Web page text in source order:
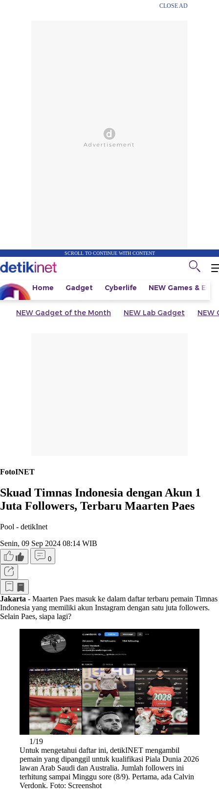
CLOSE AD
SCROLL TO CONTINUE WITH CONTENT
Home Gadget Cyberlife NEW Games &
NEW Gadget of the Month NEW Lab Gadget NEW
FotoINET
Skuad Timnas Indonesia dengan Akun 1
Juta Followers, Terbaru Maarten Paes
Pool - detikInet
Senin, 09 Sep 2024 08:14 WIB
0
Jakarta - Maarten Paes masuk ke dalam daftar terbaru pemain Timnas
Indonesia yang memiliki akun Instagram dengan satu juta followers.
Selain Paes, siapa lagi?
1/19
Untuk mengetahui daftar ini, detikINET mengambil
pemain yang dipanggil untuk kualifikasi Piala Dunia 2026
lawan Arab Saudi dan Australia. Jumlah followers ini
terhitung sampai Minggu sore (8/9). Pertama, ada Calvin
Verdonk. Foto: Screenshot